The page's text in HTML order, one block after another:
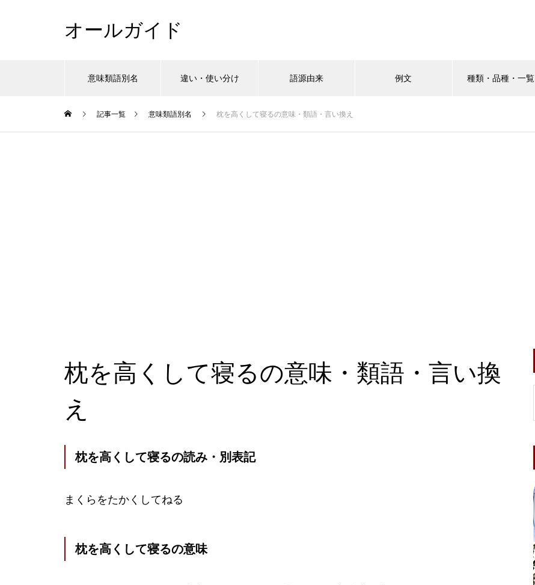
オールガイド
意味類語別名 違い・使い分け 語源由来 例文 種類・品種・一覧
記事一覧 意味類語別名 枕を高くして寝るの意味・類語・言い換え
枕を高くして寝るの意味・類語・言い換
え
枕を高くして寝るの読み・別表記
まくらをたかくしてねる
枕を高くして寝るの意味